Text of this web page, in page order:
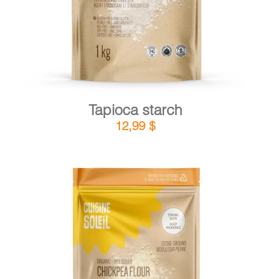
Tapioca starch
12,99 $
ADD TO CART / DETAILS